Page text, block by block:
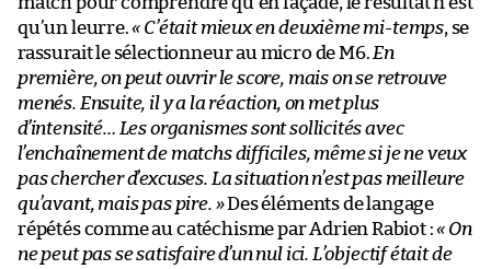
qu’un leurre.« C’était mieux en deuxième mi-temps, se
rassurait le sélectionneur au micro de M6. En
première, on peut ouvrir le score, mais on se retrouve
menés. Ensuite, il y a la réaction, on met plus
d’intensité… Les organismes sont sollicités avec
l’enchaînement de matchs difficiles, même si je ne veux
pas chercher d’excuses. La situation n’est pas meilleure
qu’avant, mais pas pire. »Des éléments de langage
répétés comme au catéchisme par Adrien Rabiot :« On
ne peut pas se satisfaire d’un nul ici. L’objectif était de